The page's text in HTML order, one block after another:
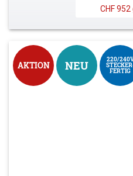
CHF
AKTION NEU 220/
FERTIG